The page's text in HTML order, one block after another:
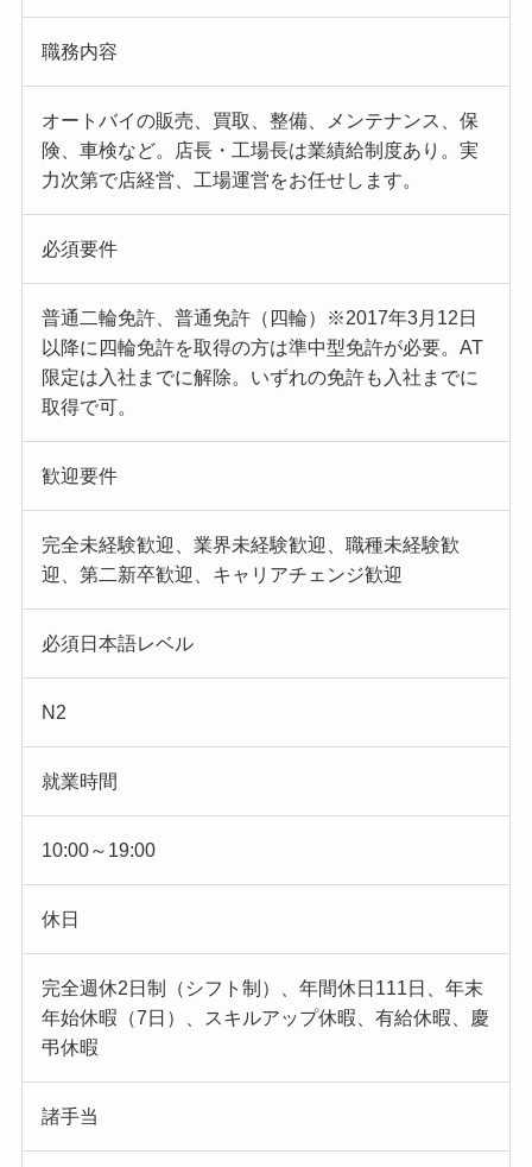
職務内容
オートバイの販売、買取、整備、メンテナンス、保
険、車検など。店長・工場長は業績給制度あり。実
力次第で店経営、工場運営をお任せします。
必須要件
普通二輪免許、普通免許（四輪）※2017年3月12日
以降に四輪免許を取得の方は準中型免許が必要。AT
限定は入社までに解除。いずれの免許も入社までに
取得で可。
歓迎要件
完全未経験歓迎、業界未経験歓迎、職種未経験歓
迎、第二新卒歓迎、キャリアチェンジ歓迎
必須日本語レベル
N2
就業時間
10:00～19:00
休日
完全週休2日制（シフト制）、年間休日111日、年末
年始休暇（7日）、スキルアップ休暇、有給休暇、慶
弔休暇
諸手当